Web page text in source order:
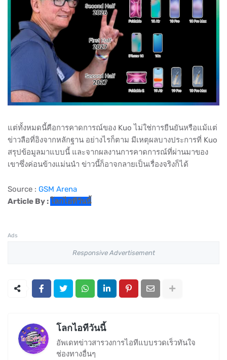
แต่ทั้งหมดนี้คือการคาดการณ์ของ Kuo ไม่ใช่การยืนยันหรือแม้แต่
ข่าวลือที่อิงจากหลักฐาน อย่างไรก็ตาม มีเหตุผลบางประการที่ Kuo
สรุปข้อมูลมาแบบนี้ และจากผลงานการคาดการณ์ที่ผ่านมาของ
เขาซึ่งค่อนข้างแม่นนำ ข่าวนี้ก็อาจกลายเป็นเรื่องจริงก็ได้
Source : GSM Arena
Article By : โลกไอทีวันนี้
Ads
Responsive Advertisement
โลกไอทีวันนี้
อัพเดทข่าวสารวงการไอทีแบบรวดเร็วทันใจ
ช่องทางอื่นๆ